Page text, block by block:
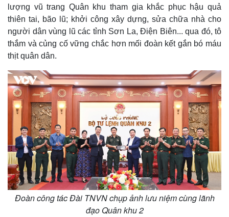
Kinh tế
Bất động sản
Khởi nghiệp
Thị trường
Giá vàng
Tiêu dùng
Tỷ giá
Chứng khoán
Giá cà phê
lượng vũ trang Quân khu tham gia khắc phục hậu quả
thiên tai, bão lũ; khởi công xây dựng, sửa chữa nhà cho
người dân vùng lũ các tỉnh Sơn La, Điện Biên... qua đó, tô
thắm và củng cố vững chắc hơn mối đoàn kết gắn bó máu
thịt quân dân.
Đoàn công tác Đài TNVN chụp ảnh lưu niệm cùng lãnh
đạo Quân khu 2